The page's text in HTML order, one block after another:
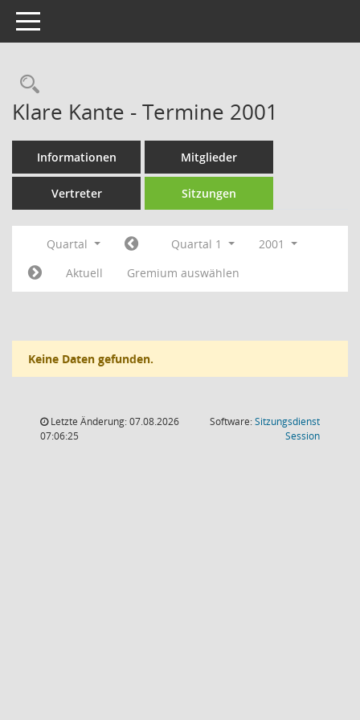
Toggle navigation
Rechercheauswahl
Klare Kante - Termine 2001
Informationen Mitglieder
Vertreter Sitzungen
Quartal Quartal 1
2001
Aktuell
Gremium auswählen
Keine Daten gefunden.
Letzte Änderung: 07.08.2026
07:06:25
Software:Sitzungsdienst
Session(Wird in